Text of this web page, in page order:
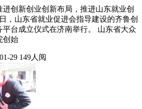
进创新创业创新布局，推进山东就业创
，山东省就业促进会指导建设的齐鲁创
平台成立仪式在济南举行。 山东省大众
创始
29 149人阅